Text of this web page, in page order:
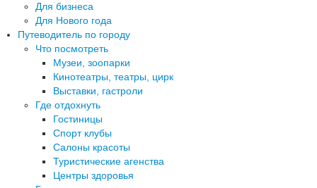
Для бизнеса
Для Нового года
Путеводитель по городу
Что посмотреть
Музеи, зоопарки
Кинотеатры, театры, цирк
Выставки, гастроли
Где отдохнуть
Гостиницы
Спорт клубы
Салоны красоты
Туристические агенства
Центры здоровья